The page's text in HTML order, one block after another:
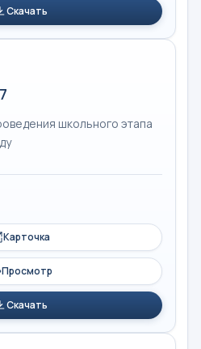
Скачать
школьного этапа
Карточка
Просмотр
Скачать